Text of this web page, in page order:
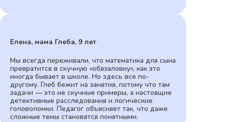
Елена, мама Глеба, 9 лет
Мы всегда переживали, что математика для сына
превратится в скучную «обязаловку», как это
иногда бывает в школе. Но здесь все по-
другому. Глеб бежит на занятия, потому что там
задачи — это не скучные примеры, а настоящие
детективные расследования и логические
головоломки. Педагог объясняет так, что даже
сложные темы становятся понятными.